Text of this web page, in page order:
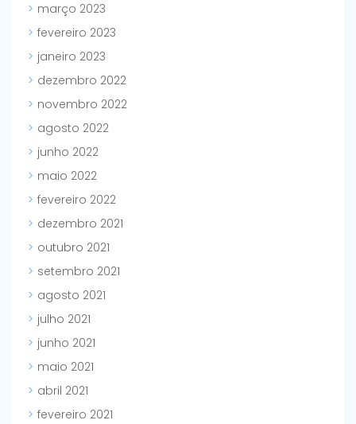
março 2023
fevereiro 2023
janeiro 2023
dezembro 2022
novembro 2022
agosto 2022
junho 2022
maio 2022
fevereiro 2022
dezembro 2021
outubro 2021
setembro 2021
agosto 2021
julho 2021
junho 2021
maio 2021
abril 2021
fevereiro 2021